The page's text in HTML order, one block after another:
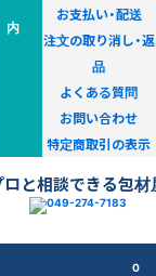
内
お支払い・配送
注文の取り消し・返
品
よくある質問
お問い合わせ
特定商取引の表示
ロと相談できる包材
0